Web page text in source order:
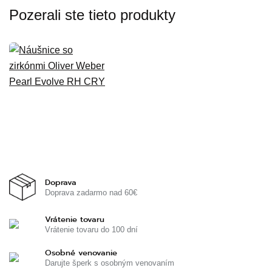
Pozerali ste tieto produkty
Doprava
Doprava zadarmo nad 60€
Vrátenie tovaru
Vrátenie tovaru do 100 dní
Osobné venovanie
Darujte šperk s osobným venovaním